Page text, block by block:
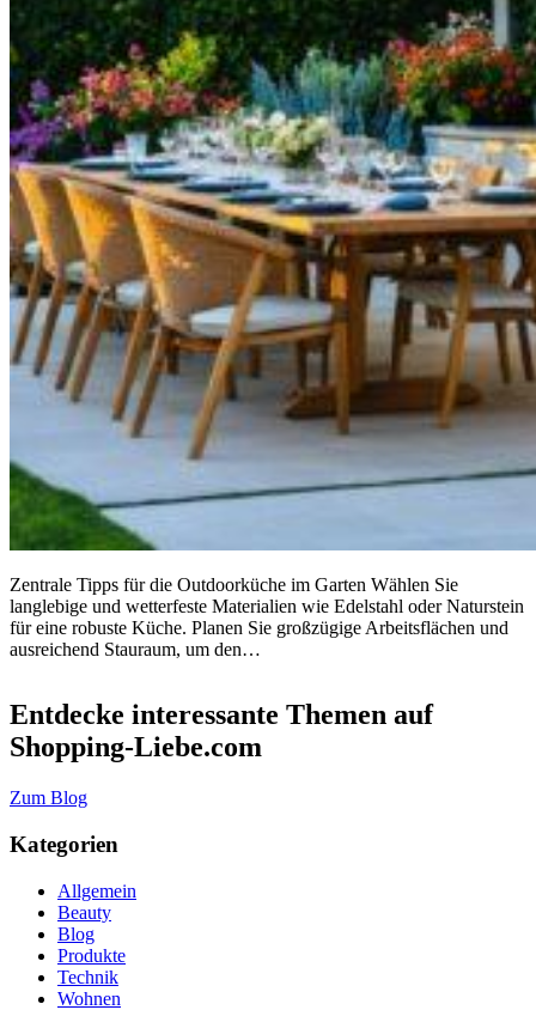
Zentrale Tipps für die Outdoorküche im Garten Wählen Sie
langlebige und wetterfeste Materialien wie Edelstahl oder Naturstein
für eine robuste Küche. Planen Sie großzügige Arbeitsflächen und
ausreichend Stauraum, um den…
Entdecke interessante Themen auf
Shopping-Liebe.com
Zum Blog
Kategorien
Allgemein
Beauty
Blog
Produkte
Technik
Wohnen